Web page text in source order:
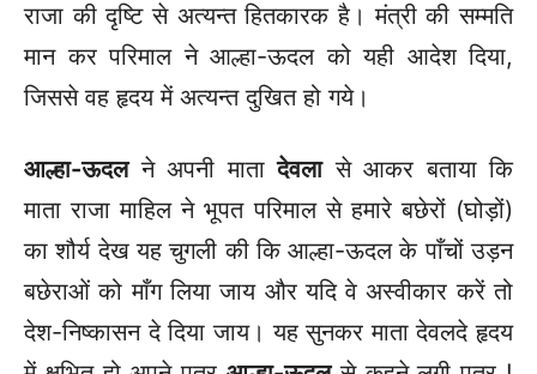
राजा की दृष्टि से अत्यन्त हितकारक है। मंत्री की सम्मति
मान कर परिमाल ने आल्हा-ऊदल को यही आदेश दिया,
जिससे वह हृदय में अत्यन्त दुखित हो गये।
आल्हा-ऊदलने अपनी मातादेवलासे आकर बताया कि
माता राजा माहिल ने भूपत परिमाल से हमारे बछेरों (घोड़ों)
का शौर्य देख यह चुगली की कि आल्हा-ऊदल के पाँचों उड़न
बछेराओं को माँग लिया जाय और यदि वे अस्वीकार करें तो
देश-निष्कासन दे दिया जाय। यह सुनकर माता देवलदे हृदय